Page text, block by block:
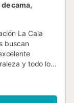
cama,
La Cala
buscan
y todo lo
del Sol y a 40
perfecta para